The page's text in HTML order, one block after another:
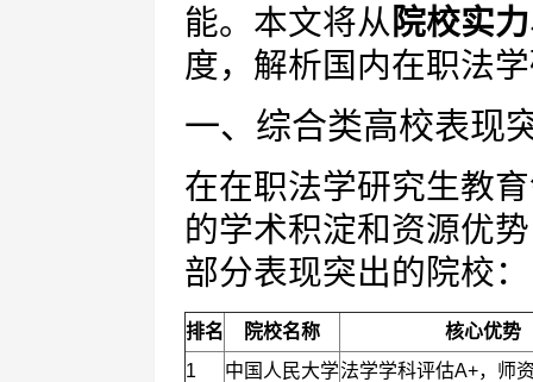
能。本文将从 院校实
度，解析国内在职法
一、综合类高校表现
在在职法学研究生教
的学术积淀和资源优
部分表现突出的院校：
排名 院校名称
核心优势
1
中国人民大学法学学科评估A+，师